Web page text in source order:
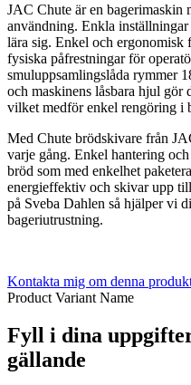
JAC Chute är en bagerimaskin
användning. Enkla
lära sig. Enkel och
fysiska påfrestningar för
smuluppsamlingslåda rymmer
och maskinens låsbara hjul gör
vilket medför enkel rengöring i
Med Chute brödskivare från
varje gång. Enkel hantering
bröd som med enkelhet
energieffektiv och skivar upp
på Sveba Dahlen så hjälper vi
bageriutrustning.
Kontakta mig om denna
Product Variant Name
Fyll i dina
gällande